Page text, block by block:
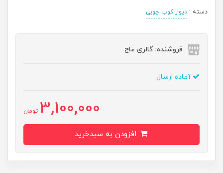
دسته : دیوار کوب چوبی
فروشنده: گالری عاج
آماده ارسال
3,100,000 تومان